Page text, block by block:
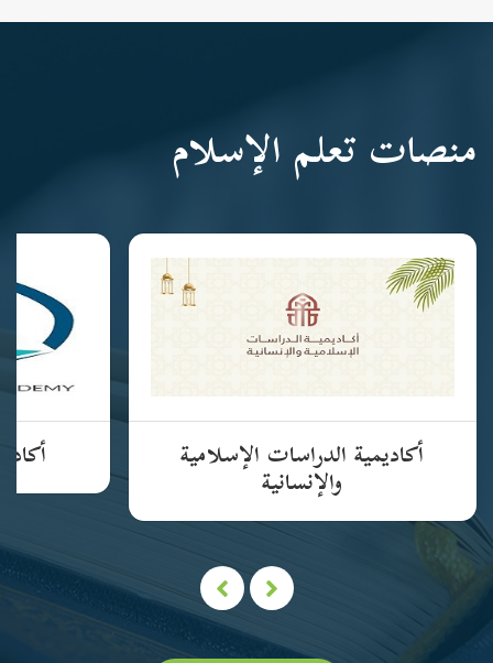
منصات تعلم الإسلام
أكاديمية الدراسات الإسلامية
والإنسانية